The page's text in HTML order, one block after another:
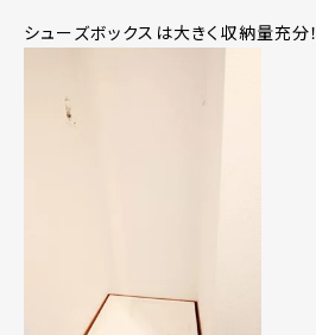
シューズボックスは大きく収納量充分！